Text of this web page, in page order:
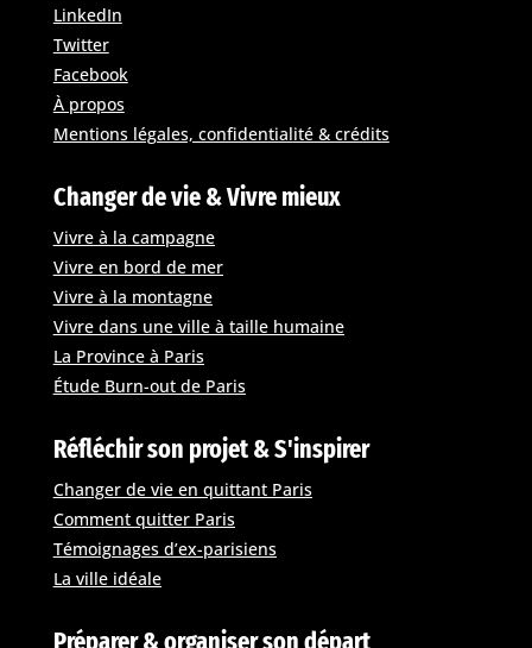
LinkedIn
Twitter
Facebook
À propos
Mentions légales, confidentialité & crédits
Changer de vie & Vivre mieux
Vivre à la campagne
Vivre en bord de mer
Vivre à la montagne
Vivre dans une ville à taille humaine
La Province à Paris
Étude Burn-out de Paris
Réfléchir son projet & S'inspirer
Changer de vie en quittant Paris
Comment quitter Paris
Témoignages d’ex-parisiens
La ville idéale
Préparer & organiser son départ